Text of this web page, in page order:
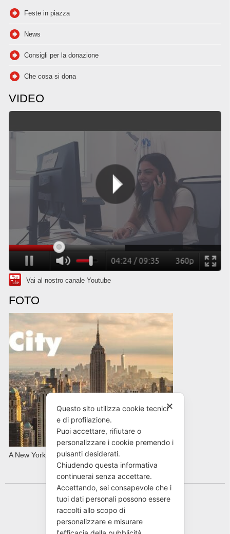
Feste in piazza
News
Consigli per la donazione
Che cosa si dona
VIDEO
Vai al nostro canale Youtube
FOTO
A New York con AVIS in primavera
✕
Questo sito utilizza cookie tecnici
e di profilazione.
Puoi accettare, rifiutare o
personalizzare i cookie premendo i
pulsanti desiderati.
Chiudendo questa informativa
continuerai senza accettare.
Accettando, sei consapevole che i
tuoi dati personali possono essere
raccolti allo scopo di
personalizzare e misurare